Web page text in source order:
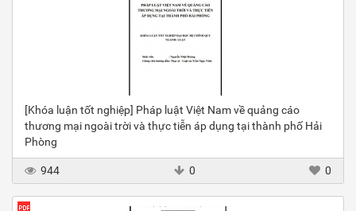
[Khóa luận tốt nghiệp] Pháp luật Việt Nam về quảng cáo
thương mại ngoài trời và thực tiễn áp dụng tại thành phố Hải
Phòng
944 0 0